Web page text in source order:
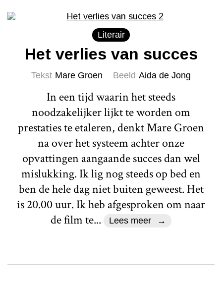
Literair
Het verlies van succes
Tekst Mare Groen Beeld Aida de Jong
In een tijd waarin het steeds
noodzakelijker lijkt te worden om
prestaties te etaleren, denkt Mare Groen
na over het systeem achter onze
opvattingen aangaande succes dan wel
mislukking. Ik lig nog steeds op bed en
ben de hele dag niet buiten geweest. Het
is 20.00 uur. Ik heb afgesproken om naar
de film te...
Lees meer